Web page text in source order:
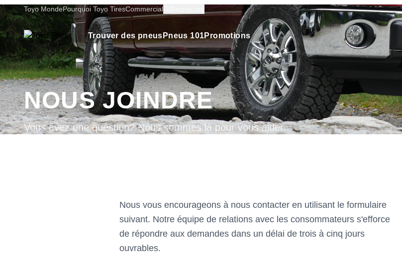
Toyo MondePourquoi Toyo TiresCommercial
Trouver des pneus Pneus 101Promotions
NOUS JOINDRE
Vous avez une question? Nous sommes là pour vous aider.
Nous vous encourageons à nous contacter en utilisant le formulaire
suivant. Notre équipe de relations avec les consommateurs s'efforce
de répondre aux demandes dans un délai de trois à cinq jours
ouvrables.